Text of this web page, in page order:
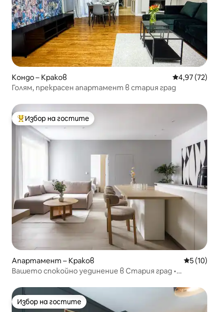
Кондо – Краков Средна
4,97 (72)
Голям, прекрасен апартамент в стария град
Най-популярен избор на гостите
Избор на гостите
Апартамент – Краков Средна
5 (10)
Вашето спокойно уединение в Стария град •
Избор на гостите
Избор на гостите